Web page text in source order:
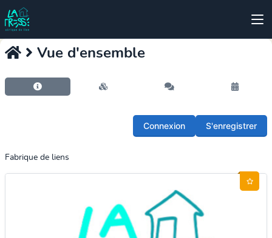
Vue d'ensemble
Connexion S'enregistrer
Fabrique de liens